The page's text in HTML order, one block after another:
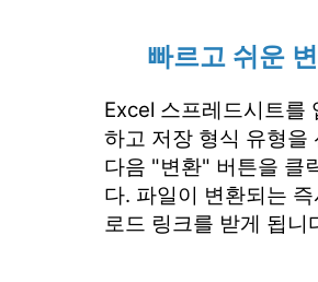
빠르고 쉬운
Excel 스프레드시트를
하고 저장 형식 유형을
다음 "변환" 버튼을 클
다. 파일이 변환되는
로드 링크를 받게 됩니